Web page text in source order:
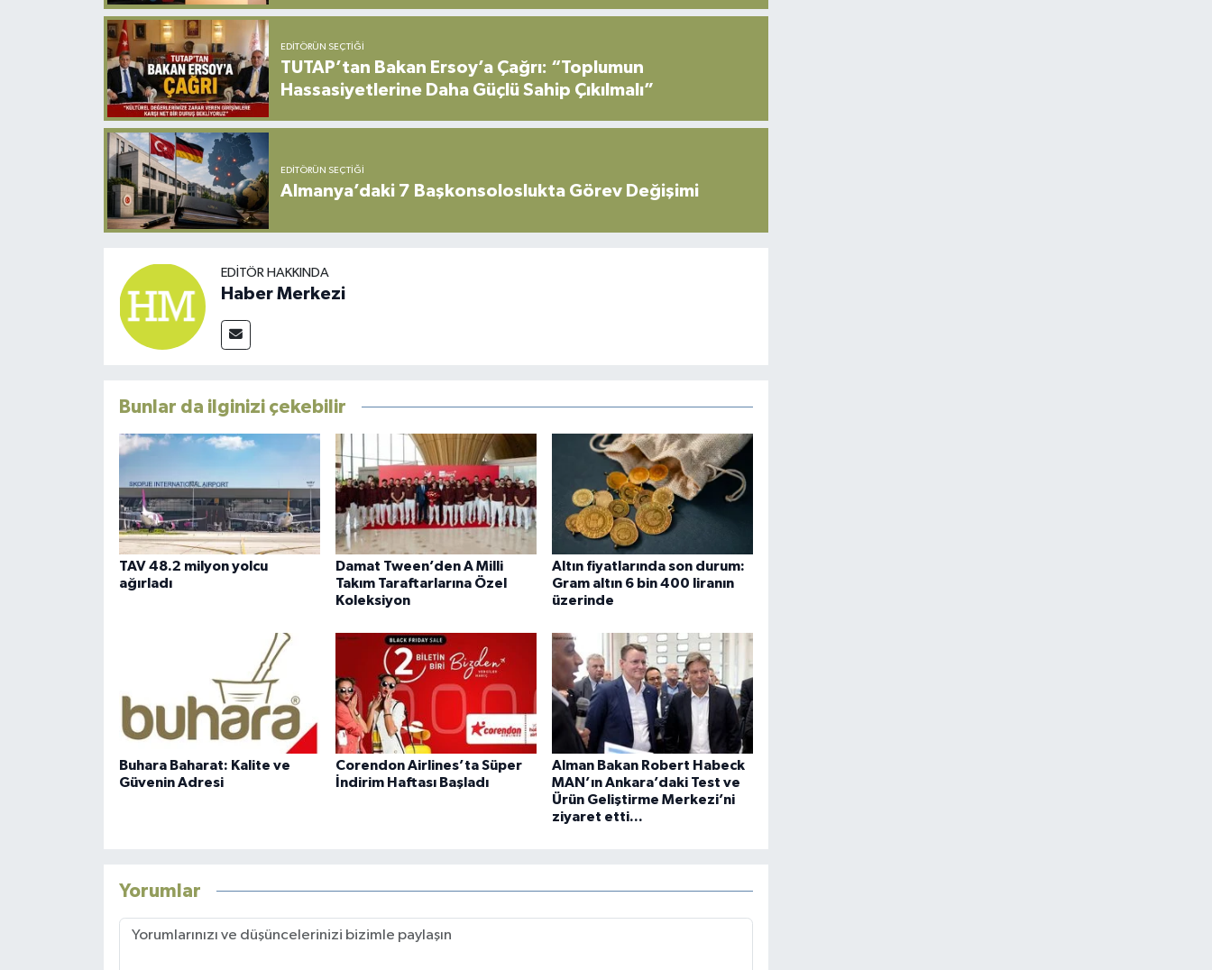
EDITÖRÜN SEÇTIĞI
TUTAP’tan Bakan Ersoy’a Çağrı: “Toplumun
Hassasiyetlerine Daha Güçlü Sahip Çıkılmalı”
EDITÖRÜN SEÇTIĞI
Almanya’daki 7 Başkonsoloslukta Görev Değişimi
EDITÖR HAKKINDA
Haber Merkezi
Bunlar da ilginizi çekebilir
TAV 48.2 milyon yolcu
ağırladı
Damat Tween’den A Milli
Takım Taraftarlarına Özel
Koleksiyon
Altın fiyatlarında son durum:
Gram altın 6 bin 400 liranın
üzerinde
Buhara Baharat: Kalite ve
Güvenin Adresi
Corendon Airlines’ta Süper
İndirim Haftası Başladı
Alman Bakan Robert Habeck
MAN’ın Ankara’daki Test ve
Ürün Geliştirme Merkezi’ni
ziyaret etti...
Yorumlar